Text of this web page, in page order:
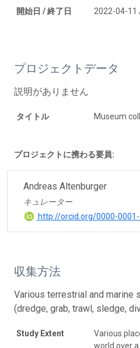
開始日 / 終了日 2022-04-11
プロジェクトデータ
説明がありません
タイトル Museum
プロジェクトに携わる要員:
Andreas Altenburger
キュレーター
http://orcid.org/0000-
収集方法
Various terrestrial and marine
(dredge, grab, trawl, sledge,
Study Extent
Various
world over